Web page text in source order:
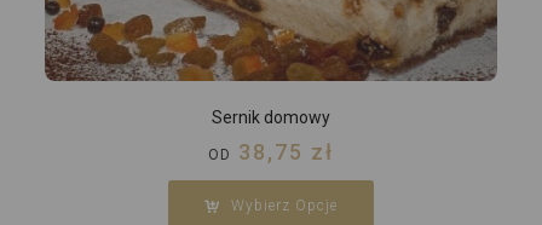
Sernik domowy
OD 38,75 zł
Wybierz Opcje